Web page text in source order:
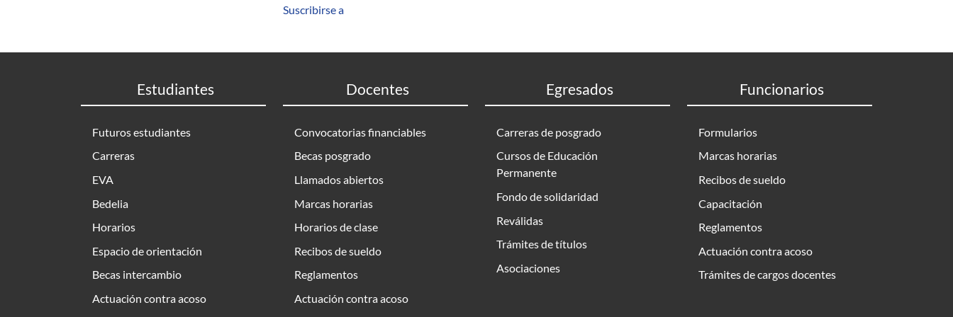
Suscribirse a
Estudiantes
Futuros estudiantes
Carreras
EVA
Bedelia
Horarios
Espacio de orientación
Becas intercambio
Actuación contra acoso
Docentes
Convocatorias financiables
Becas posgrado
Llamados abiertos
Marcas horarias
Horarios de clase
Recibos de sueldo
Reglamentos
Actuación contra acoso
Egresados
Carreras de posgrado
Cursos de Educación
Permanente
Fondo de solidaridad
Reválidas
Trámites de títulos
Asociaciones
Funcionarios
Formularios
Marcas horarias
Recibos de sueldo
Capacitación
Reglamentos
Actuación contra acoso
Trámites de cargos docentes